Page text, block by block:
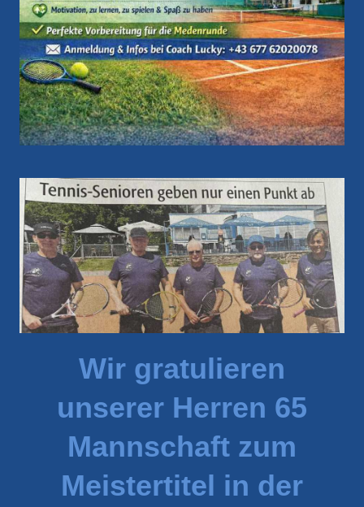
Wir gratulieren
unserer Herren 65
Mannschaft zum
Meistertitel in der